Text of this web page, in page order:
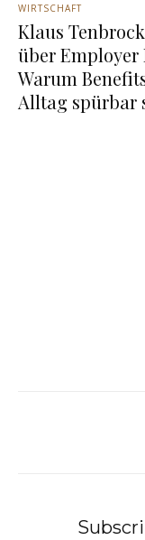
WIRTSCHAFT
Klaus
über Employer
Warum
Alltag spürbar